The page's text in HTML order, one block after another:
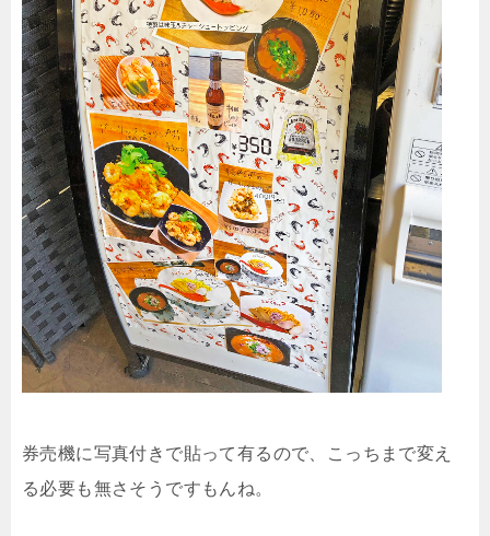
券売機に写真付きで貼って有るので、こっちまで変え
る必要も無さそうですもんね。